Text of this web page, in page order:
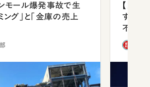
ンモール爆発事故で生
ング」と「金庫の売上
【内閣
する人
不仲説